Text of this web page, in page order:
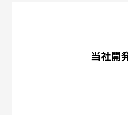
当社開